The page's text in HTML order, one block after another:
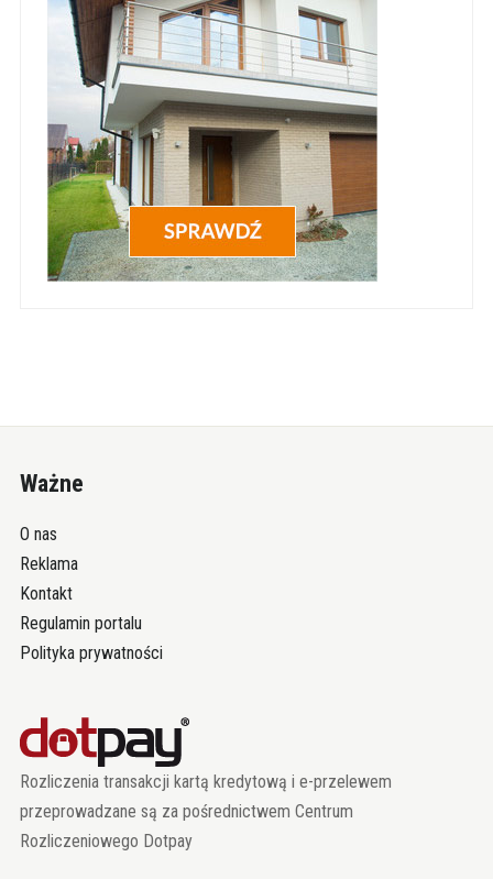
Ważne
O nas
Reklama
Kontakt
Regulamin portalu
Polityka prywatności
Rozliczenia transakcji kartą kredytową i e-przelewem
przeprowadzane są za pośrednictwem Centrum
Rozliczeniowego Dotpay